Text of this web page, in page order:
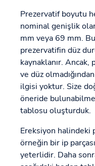
Prezervatif boyutu
nominal genişlik
mm veya 69 mm.
prezervatifin düz
kaynaklanır.
ve düz
ilgisi yoktur. Size
öneride
tablosu oluşturduk.
Ereksiyon halindeki
örneğin bir ip
yeterlidir. Daha